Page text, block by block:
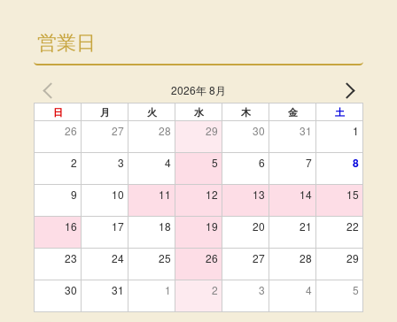
営業日
2026年 8月
日 月 火 水 木 金 土
26 27 28 29 30 31 1
2 3 4 5 6 7 8
9 10 11 12 13 14 15
16 17 18 19 20 21 22
23 24 25 26 27 28 29
30 31 1 2 3 4 5